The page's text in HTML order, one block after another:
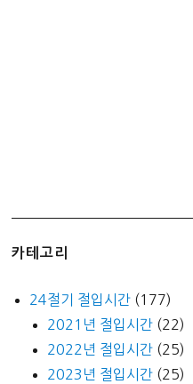
카테고리
24절기 절입시간 (177)
2021년 절입시간 (22)
2022년 절입시간 (25)
2023년 절입시간 (25)